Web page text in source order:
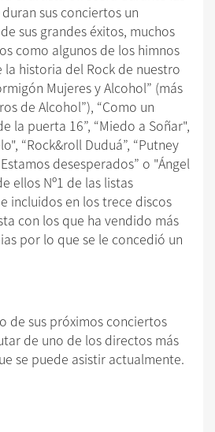
sus conciertos un
sus grandes éxitos, muchos
como algunos de los himnos
historia del Rock de nuestro
Mujeres y Alcohol” (más
de Alcohol”), “Como un
la puerta 16”, “Miedo a Soñar",
“Rock&roll Duduá”, “Putney
desesperados” o "Ángel
ellos Nº1 de las listas
incluidos en los trece discos
con los que ha vendido más
por lo que se le concedió un
de sus próximos conciertos
de uno de los directos más
se puede asistir actualmente.